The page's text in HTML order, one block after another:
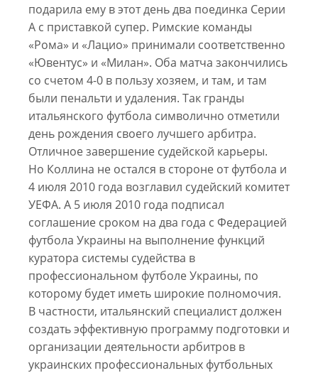
подарила ему в этот день два поединка Серии
А с приставкой супер. Римские команды
«Рома» и «Лацио» принимали соответственно
«Ювентус» и «Милан». Оба матча закончились
со счетом 4-0 в пользу хозяем, и там, и там
были пенальти и удаления. Так гранды
итальянского футбола символично отметили
день рождения своего лучшего арбитра.
Отличное завершение судейской карьеры.
Но Коллина не остался в стороне от футбола и
4 июля 2010 года возглавил судейский комитет
УЕФА. А 5 июля 2010 года подписал
соглашение сроком на два года c Федерацией
футбола Украины на выполнение функций
куратора системы судейства в
профессиональном футболе Украины, по
которому будет иметь широкие полномочия.
В частности, итальянский специалист должен
создать эффективную программу подготовки и
организации деятельности арбитров в
украинских профессиональных футбольных